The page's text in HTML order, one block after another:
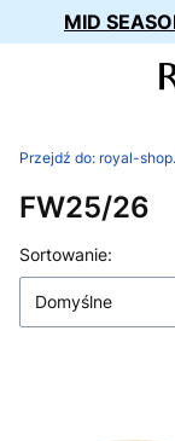
MID
Przejdź do: royal-
FW25/26
Lista
Sortowanie:
Domyślne